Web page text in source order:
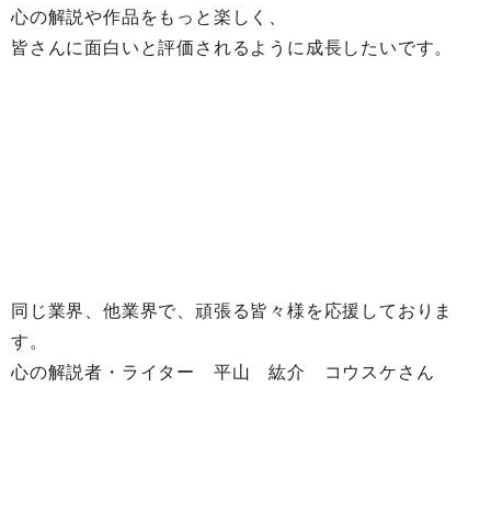
心の解説や作品をもっと楽しく、
皆さんに面白いと評価されるように成長したいです。
同じ業界、他業界で、頑張る皆々様を応援しておりま
す。
心の解説者・ライター 平山 紘介 コウスケさん